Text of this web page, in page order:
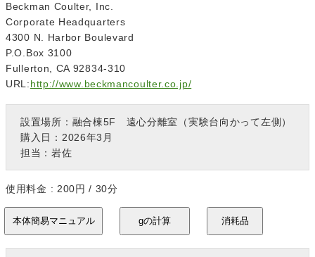
Beckman Coulter, Inc.
Corporate Headquarters
4300 N. Harbor Boulevard
P.O.Box 3100
Fullerton, CA 92834-310
URL:http://www.beckmancoulter.co.jp/
設置場所：融合棟5F 遠心分離室（実験台向かって左側）
購入日：2026年3月
担当：岩佐
使用料金 : 200円 / 30分